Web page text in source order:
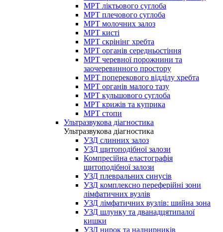
МРТ ліктьового суглоба
МРТ плечового суглоба
МРТ молочних залоз
МРТ кисті
МРТ скрінінг хребта
МРТ органів середньостіння
МРТ черевної порожнини та
заочеревинного простору
МРТ поперекового відділу хребта
МРТ органів малого тазу
МРТ кульшового суглоба
МРТ крижів та куприка
МРТ стопи
Ультразвукова діагностика
Ультразвукова діагностика
УЗД слинних залоз
УЗД щитоподібної залози
Компресійна еластографія
щитоподібної залози
УЗД плевральних синусів
УЗД комплексно переферійні зони
лімфатичних вузлів
УЗД лімфатичних вузлів: шийна зона
УЗД шлунку та дванадцятипалої
кишки
УЗД нирок та наднирників